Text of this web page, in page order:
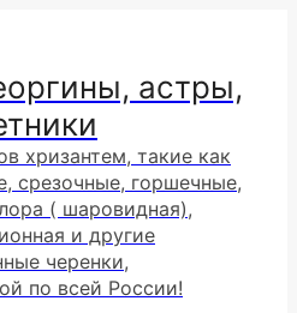
астры,
хризантем, такие как
срезочные, горшечные,
( шаровидная),
и другие
черенки,
по всей России!